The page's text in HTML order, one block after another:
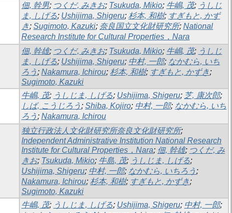
佃, 幹男; つくだ, みきお; Tsukuda, Mikio; 牛嶋, 茂; うしじ
ま, しげる; Ushijima, Shigeru; 杉本, 和樹; すぎもと, かず
き; Sugimoto, Kazuki; 奈良国立文化財研究所; National
Research Institute for Cultural Properties，Nara
佃, 幹雄; つくだ, みきお; Tsukuda, Mikio; 牛嶋, 茂; うしじ
ま, しげる; Ushijima, Shigeru; 中村, 一郎; なかむら, いち
ろう ; Nakamura, Ichirou; 杉本, 和樹; すぎもと, かずき;
Sugimoto, Kazuki
牛嶋, 茂; うしじま, しげる; Ushijima, Shigeru; 芝, 康次郎;
しば, こうじろう ; Shiba, Kojiro; 中村, 一郎; なかむら, いち
ろう ; Nakamura, Ichirou
独立行政法人文化財研究所奈良文化財研究所;
Independent Administrative Institution National Research
Institute for Cultural Properties，Nara; 佃, 幹雄; つくだ, み
きお; Tsukuda, Mikio; 牛島, 茂; うしじま, しげる;
Ushijima, Shigeru; 中村, 一郎; なかむら, いちろう ;
Nakamura, Ichirou; 杉本, 和樹; すぎもと, かずき;
Sugimoto, Kazuki
牛嶋, 茂; うしじま, しげる; Ushijima, Shigeru; 中村, 一郎;